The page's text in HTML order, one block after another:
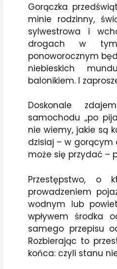
Gorączka
minie rodzinny,
sylwestrowa i
drogach w
ponoworocznym
niebieskich
balonikiem. I
Doskonale
samochodu „po
nie wiemy, jakie są
dzisiaj – w gorącym
może się przydać –
Przestępstwo, o
prowadzeniem
wodnym lub
wpływem środka
samego przepisu
Rozbierając to
końca: czyli stanu